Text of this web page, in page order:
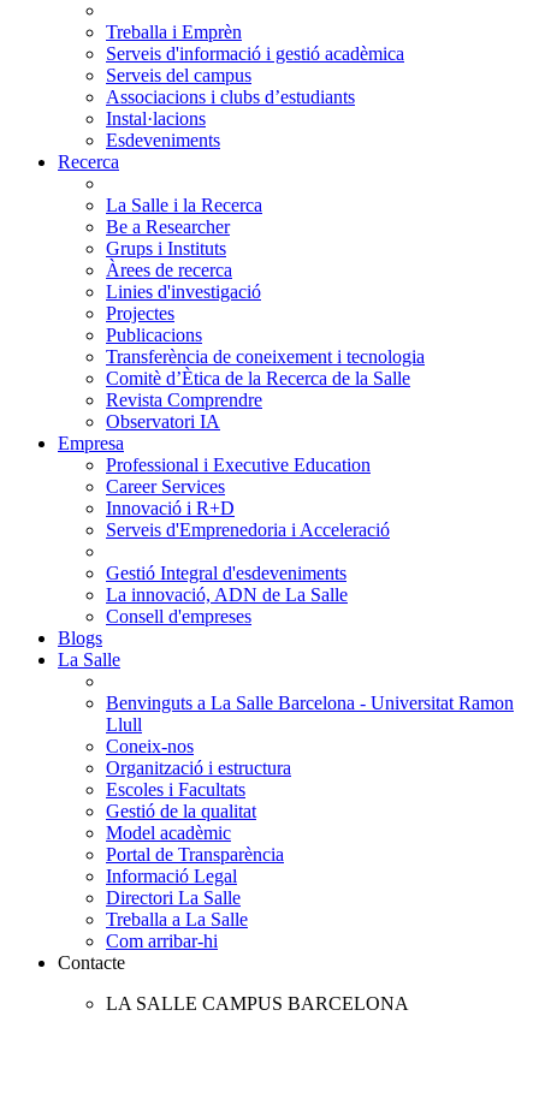
Treballa i Emprèn
Serveis d'informació i gestió acadèmica
Serveis del campus
Associacions i clubs d’estudiants
Instal·lacions
Esdeveniments
Recerca
La Salle i la Recerca
Be a Researcher
Grups i Instituts
Àrees de recerca
Linies d'investigació
Projectes
Publicacions
Transferència de coneixement i tecnologia
Comitè d’Ètica de la Recerca de la Salle
Revista Comprendre
Observatori IA
Empresa
Professional i Executive Education
Career Services
Innovació i R+D
Serveis d'Emprenedoria i Acceleració
Gestió Integral d'esdeveniments
La innovació, ADN de La Salle
Consell d'empreses
Blogs
La Salle
Benvinguts a La Salle Barcelona - Universitat Ramon
Llull
Coneix-nos
Organització i estructura
Escoles i Facultats
Gestió de la qualitat
Model acadèmic
Portal de Transparència
Informació Legal
Directori La Salle
Treballa a La Salle
Com arribar-hi
Contacte
LA SALLE CAMPUS BARCELONA